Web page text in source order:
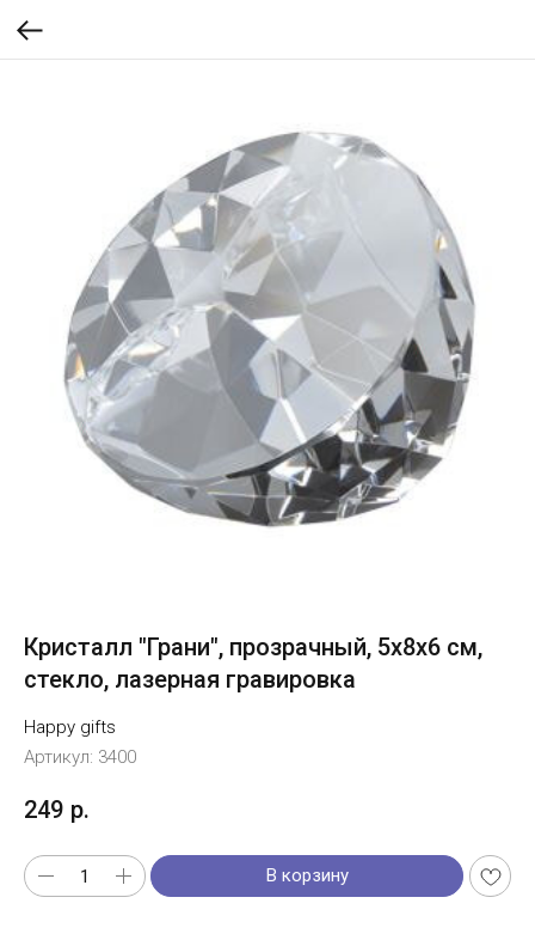
Кристалл "Грани", прозрачный, 5х8х6 см,
стекло, лазерная гравировка
Happy gifts
Артикул: 3400
249 р.
В корзину